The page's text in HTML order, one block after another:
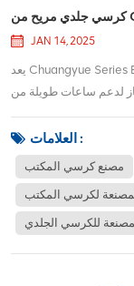
JAN 14, 2025
يعد Chuangyue Series Ergonomic Leather Chair مزيجًا مثاليًا من الرفاهية
لدعم ساعات طويلة من
ومسند الظهر المتناقص
، ومقعد مملوء بالت...
العلامات :
مصنع كرسي المكتب
لكرسي المكتب
للكرسي الجلدي